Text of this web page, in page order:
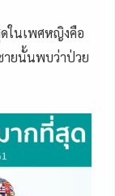
ในเพศหญิงคือ
ายนั้นพบว่าป่วย